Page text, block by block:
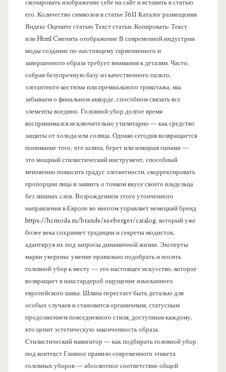
скопировать изображение себе на сайт и вставить в статью
его. Количество символов в статье 3611 Каталог размещения
Яндекс Оцените статью Текст статьи: Копировать: Текст
или Html Cменить отображение В современной индустрии
моды создание по-настоящему гармоничного и
завершенного образа требует внимания к деталям. Часто,
собрав безупречную базу из качественного пальто,
элегантного костюма или премиального трикотажа, мы
забываем о финальном аккорде, способном связать все
элементы воедино. Головной убор долгое время
воспринимался исключительно утилитарно — как средство
защиты от холода или солнца. Однако сегодня возвращается
понимание того, что шляпа, берет или изящная панама —
это мощный стилистический инструмент, способный
мгновенно повысить градус элегантности, скорректировать
пропорции лица и заявить о тонком вкусе своего владельца
без лишних слов. Возрождением этого утонченного
направления в Европе во многом управляет немецкий бренд
https://hcmoda.ru/brands/seeberger/catalog, который уже
более века сохраняет традиции и секреты модисток,
адаптируя их под запросы динамичной жизни. Эксперты
марки уверены: умение правильно подобрать и носить
головной убор к месту — это настоящее искусство, которое
возвращает в наш гардероб ощущение изысканного
европейского шика. Шляпа перестает быть деталью для
особых случаев и становится органичным, статусным
продолжением повседневного стиля, доступным каждому,
кто ценит эстетическую законченность образа.
Стилистический навигатор — как подбирать головной убор
под контекст Главное правило современного этикета
головных уборов — абсолютное соответствие общей